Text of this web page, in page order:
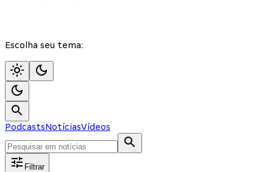
Escolha seu tema:
PodcastsNotíciasVídeos
Filtrar